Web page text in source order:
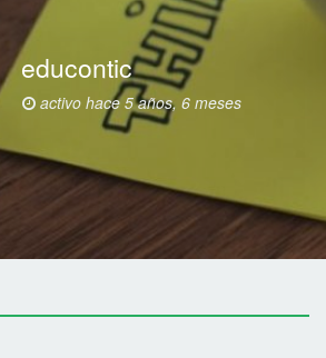
educontic
activo hace 5 años, 6 meses